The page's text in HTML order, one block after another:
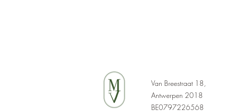
Van Breestraat 18,
Antwerpen 2018
BE0797226568